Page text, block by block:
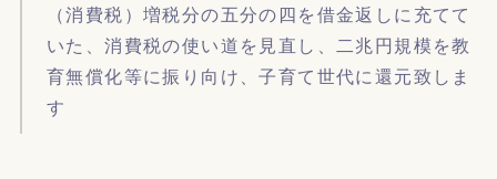
（消費税）増税分の五分の四を借金返しに充てて
いた、消費税の使い道を見直し、二兆円規模を教
育無償化等に振り向け、子育て世代に還元致しま
す